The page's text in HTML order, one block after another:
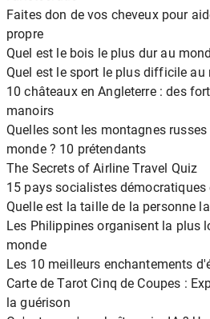
Faites don de vos cheveux pour
propre
Quel est le bois le plus dur au
Quel est le sport le plus difficile au
10 châteaux en Angleterre : des
manoirs
Quelles sont les montagnes
monde ? 10 prétendants
The Secrets of Airline Travel Quiz
15 pays socialistes
Quelle est la taille de la personne
Les Philippines organisent la plus
monde
Les 10 meilleurs enchantements
Carte de Tarot Cinq de Coupes :
la guérison